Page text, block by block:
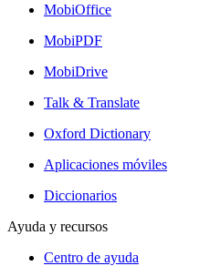
MobiOffice
MobiPDF
MobiDrive
Talk & Translate
Oxford Dictionary
Aplicaciones móviles
Diccionarios
Ayuda y recursos
Centro de ayuda